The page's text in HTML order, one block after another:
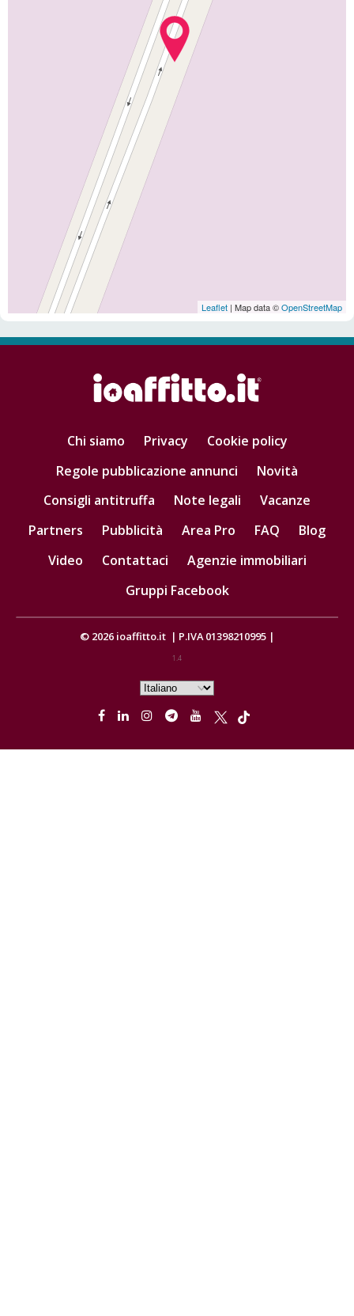
Leaflet | Map data ©OpenStreetMap
Chi siamo Privacy
Cookie policy
Regole pubblicazione annunci
Novità
Consigli antitruffa
Note legali
Vacanze
Partners
Pubblicità Area Pro FAQ
Blog
Video
Contattaci
Agenzie immobiliari
Gruppi Facebook
© 2026 ioaffitto.it | P.IVA 01398210995 |
1.4